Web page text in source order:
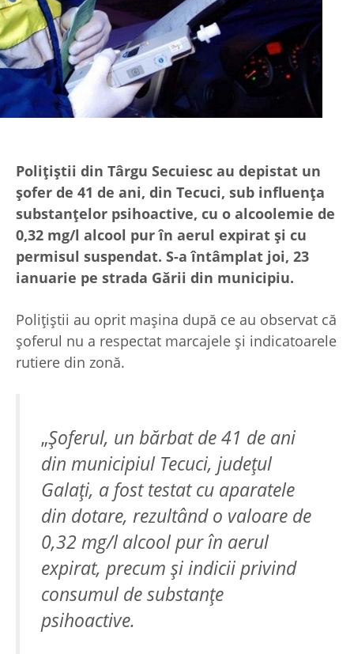
Polițiștii din Târgu Secuiesc au depistat un
șofer de 41 de ani, din Tecuci, sub influența
substanțelor psihoactive, cu o alcoolemie de
0,32 mg/l alcool pur în aerul expirat și cu
permisul suspendat. S-a întâmplat joi, 23
ianuarie pe strada Gării din municipiu.
Polițiștii au oprit mașina după ce au observat că
șoferul nu a respectat marcajele și indicatoarele
rutiere din zonă.
„Șoferul, un bărbat de 41 de ani
din municipiul Tecuci, județul
Galați, a fost testat cu aparatele
din dotare, rezultând o valoare de
0,32 mg/l alcool pur în aerul
expirat, precum și indicii privind
consumul de substanțe
psihoactive.